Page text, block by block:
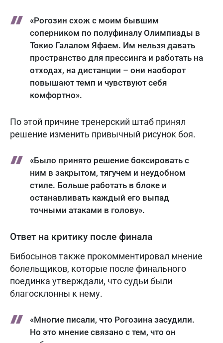
«Рогозин схож с моим бывшим
соперником по полуфиналу Олимпиады в
Токио Галалом Яфаем. Им нельзя давать
пространство для прессинга и работать на
отходах, на дистанции – они наоборот
повышают темп и чувствуют себя
комфортно».
По этой причине тренерский штаб принял
решение изменить привычный рисунок боя.
«Было принято решение боксировать с
ним в закрытом, тягучем и неудобном
стиле. Больше работать в блоке и
останавливать каждый его выпад
точными атаками в голову».
Ответ на критику после финала
Бибосынов также прокомментировал мнение
болельщиков, которые после финального
поединка утверждали, что судьи были
благосклонны к нему.
«Многие писали, что Рогозина засудили.
Но это мнение связано с тем, что он